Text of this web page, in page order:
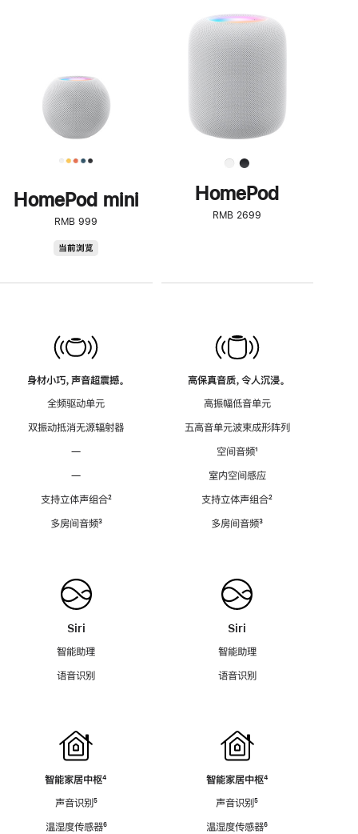
HomePod mini
RMB 999
当前浏览
身材小巧，声音超震撼。
全频驱动单元
双振动抵消无源辐射器
—
—
支持立体声组合脚
²
多房间音频脚
³
Siri
智能助理
语音识别
智能家居中枢脚
⁴
声音识别脚
⁵
温湿度传感器脚
⁶
步
了
解
HomePod<
HomePod
RMB 2699
高保真音质，令人沉浸。
高振幅低音单元
五高音单元波束成形阵列
空间音频脚
¹
室内空间感应
支持立体声组合脚
²
多房间音频脚
³
Siri
智能助理
语音识别
智能家居中枢脚
⁴
声音识别脚
⁵
温湿度传感器脚
⁶